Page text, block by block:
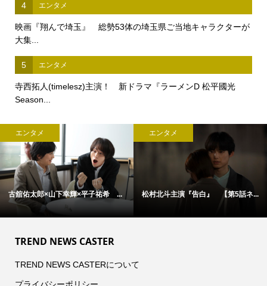
4 エンタメ
映画『翔んで埼玉』 総勢53体の埼玉県ご当地キャラクターが
大集...
5 エンタメ
寺西拓人(timelesz)主演！ 新ドラマ『ラーメンD 松平國光
Season...
エンタメ
古舘佑太郎×山下幸輝×平子祐希 ...
エンタメ
松村北斗主演『告白』 【第5話ネ...
TREND NEWS CASTER
TREND NEWS CASTERについて